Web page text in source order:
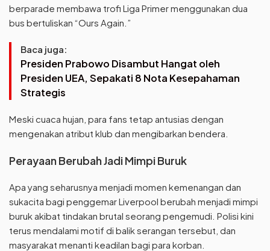
berparade membawa trofi Liga Primer menggunakan dua
bus bertuliskan “Ours Again.”
Baca juga:
Presiden Prabowo Disambut Hangat oleh
Presiden UEA, Sepakati 8 Nota Kesepahaman
Strategis
Meski cuaca hujan, para fans tetap antusias dengan
mengenakan atribut klub dan mengibarkan bendera.
Perayaan Berubah Jadi Mimpi Buruk
Apa yang seharusnya menjadi momen kemenangan dan
sukacita bagi penggemar Liverpool berubah menjadi mimpi
buruk akibat tindakan brutal seorang pengemudi. Polisi kini
terus mendalami motif di balik serangan tersebut, dan
masyarakat menanti keadilan bagi para korban.